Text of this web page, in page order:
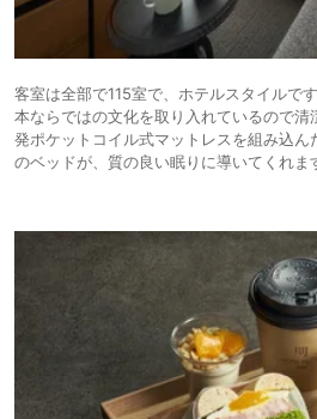
客室は全部で115室で、ホテルスタイルで
本ならではの文化を取り入れているので清
発ポケットコイル式マットレスを組み込
のベッドが、質の良い眠りに導いてくれま